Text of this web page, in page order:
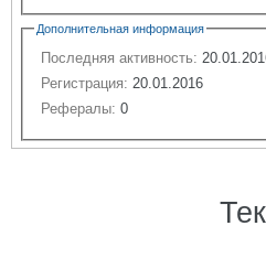
Дополнительная информация
Последняя активность:
Регистрация: 20.01.2016
Рефералы: 0